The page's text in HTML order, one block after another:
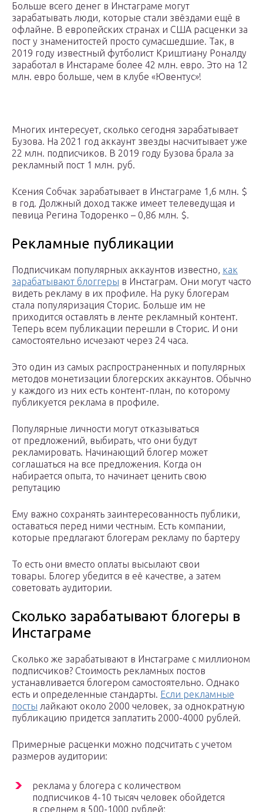
Больше всего денег в Инстаграме могут
зарабатывать люди, которые стали звёздами ещё в
офлайне. В европейских странах и США расценки за
пост у знаменитостей просто сумасшедшие. Так, в
2019 году известный футболист Криштиану Роналду
заработал в Инстараме более 42 млн. евро. Это на 12
млн. евро больше, чем в клубе «Ювентус»!
Многих интересует, сколько сегодня зарабатывает
Бузова. На 2021 год аккаунт звезды насчитывает уже
22 млн. подписчиков. В 2019 году Бузова брала за
рекламный пост 1 млн. руб.
Ксения Собчак зарабатывает в Инстаграме 1,6 млн. $
в год. Должный доход также имеет телеведущая и
певица Регина Тодоренко – 0,86 млн. $.
Рекламные публикации
Подписчикам популярных аккаунтов известно, как
зарабатывают блоггеры в Инстаграм. Они могут часто
видеть рекламу в их профиле. На руку блогерам
стала популяризация Сторис. Больше им не
приходится оставлять в ленте рекламный контент.
Теперь всем публикации перешли в Сторис. И они
самостоятельно исчезают через 24 часа.
Это один из самых распространенных и популярных
методов монетизации блогерских аккаунтов. Обычно
у каждого из них есть контент-план, по которому
публикуется реклама в профиле.
Популярные личности могут отказываться
от предложений, выбирать, что они будут
рекламировать. Начинающий блогер может
соглашаться на все предложения. Когда он
набирается опыта, то начинает ценить свою
репутацию
Ему важно сохранять заинтересованность публики,
оставаться перед ними честным. Есть компании,
которые предлагают блогерам рекламу по бартеру
То есть они вместо оплаты высылают свои
товары. Блогер убедится в её качестве, а затем
советовать аудитории.
Сколько зарабатывают блогеры в
Инстаграме
Сколько же зарабатывают в Инстаграме с миллионом
подписчиков? Стоимость рекламных постов
устанавливается блогером самостоятельно. Однако
есть и определенные стандарты. Если рекламные
посты лайкают около 2000 человек, за однократную
публикацию придется заплатить 2000-4000 рублей.
Примерные расценки можно подсчитать с учетом
размеров аудитории:
реклама у блогера с количеством
подписчиков 4-10 тысяч человек обойдется
в среднем в 500-1000 рублей;